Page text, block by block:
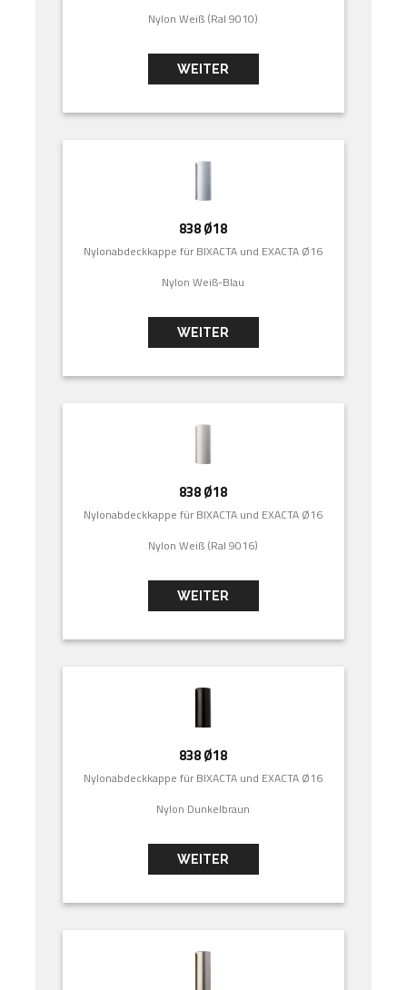
Nylon Weiß (Ral 9010)
WEITER
838 Ø18
Nylonabdeckkappe für BIXACTA und EXACTA Ø16
Nylon Weiß-Blau
WEITER
838 Ø18
Nylonabdeckkappe für BIXACTA und EXACTA Ø16
Nylon Weiß (Ral 9016)
WEITER
838 Ø18
Nylonabdeckkappe für BIXACTA und EXACTA Ø16
Nylon Dunkelbraun
WEITER